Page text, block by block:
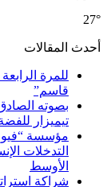
27°
أحدث المقالات
للمرة
قاسم”
بصوته
تيميزار
التدخلات
الأوسط
شراكة